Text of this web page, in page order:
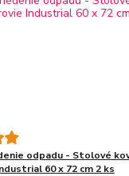
odpadu - Stolové
60 x 72 cm 2 ks